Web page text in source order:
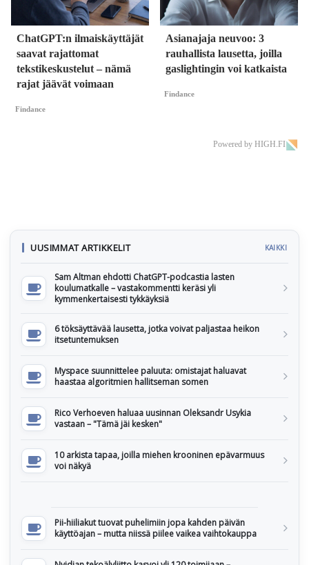
ChatGPT:n ilmaiskäyttäjät
saavat rajattomat
tekstikeskustelut – nämä
rajat jäävät voimaan
Findance
Asianajaja neuvoo: 3
rauhallista lausetta, joilla
gaslightingin voi katkaista
Findance
Powered by HIGH.FI
UUSIMMAT ARTIKKELIT KAIKKI
Sam Altman ehdotti ChatGPT-podcastia lasten
koulumatkalle – vastakommentti keräsi yli
kymmenkertaisesti tykkäyksiä
6 töksäyttävää lausetta, jotka voivat paljastaa heikon
itsetuntemuksen
Myspace suunnittelee paluuta: omistajat haluavat
haastaa algoritmien hallitseman somen
Rico Verhoeven haluaa uusinnan Oleksandr Usykia
vastaan – "Tämä jäi kesken"
10 arkista tapaa, joilla miehen krooninen epävarmuus
voi näkyä
Pii-hiiliakut tuovat puhelimiin jopa kahden päivän
käyttöajan – mutta niissä piilee vaikea vaihtokauppa